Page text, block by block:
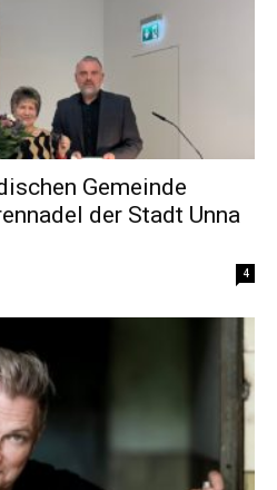
Gemeinde
der Stadt Unna
4